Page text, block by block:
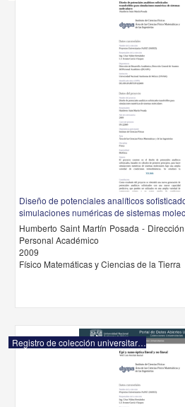
Diseño de potenciales analíticos
simulaciones numéricas de sistemas
Humberto Saint Martín Posada -
Personal Académico
2009
Físico Matemáticas y Ciencias de la Tierra
Registro de colección universitaria